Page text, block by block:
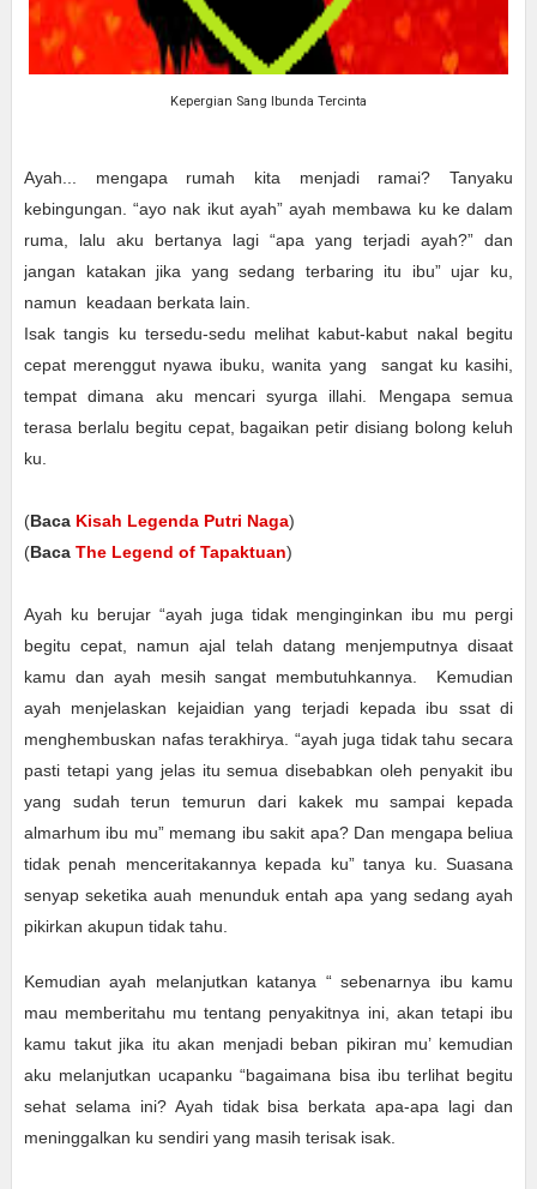
Kepergian Sang Ibunda Tercinta
Ayah... mengapa rumah kita menjadi ramai? Tanyaku
kebingungan. “ayo nak ikut ayah” ayah membawa ku ke dalam
ruma, lalu aku bertanya lagi “apa yang terjadi ayah?” dan
jangan katakan jika yang sedang terbaring itu ibu” ujar ku,
namun keadaan berkata lain.
Isak tangis ku tersedu-sedu melihat kabut-kabut nakal begitu
cepat merenggut nyawa ibuku, wanita yang sangat ku kasihi,
tempat dimana aku mencari syurga illahi. Mengapa semua
terasa berlalu begitu cepat, bagaikan petir disiang bolong keluh
ku.
(Baca Kisah Legenda Putri Naga)
(Baca The Legend of Tapaktuan)
Ayah ku berujar “ayah juga tidak menginginkan ibu mu pergi
begitu cepat, namun ajal telah datang menjemputnya disaat
kamu dan ayah mesih sangat membutuhkannya. Kemudian
ayah menjelaskan kejaidian yang terjadi kepada ibu ssat di
menghembuskan nafas terakhirya. “ayah juga tidak tahu secara
pasti tetapi yang jelas itu semua disebabkan oleh penyakit ibu
yang sudah terun temurun dari kakek mu sampai kepada
almarhum ibu mu” memang ibu sakit apa? Dan mengapa beliua
tidak penah menceritakannya kepada ku” tanya ku. Suasana
senyap seketika auah menunduk entah apa yang sedang ayah
pikirkan akupun tidak tahu.
Kemudian ayah melanjutkan katanya “ sebenarnya ibu kamu
mau memberitahu mu tentang penyakitnya ini, akan tetapi ibu
kamu takut jika itu akan menjadi beban pikiran mu’ kemudian
aku melanjutkan ucapanku “bagaimana bisa ibu terlihat begitu
sehat selama ini? Ayah tidak bisa berkata apa-apa lagi dan
meninggalkan ku sendiri yang masih terisak isak.